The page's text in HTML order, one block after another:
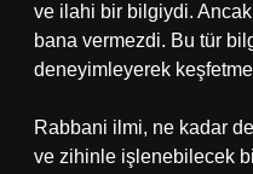
ve ilahi bir bilgiydi.
bana vermezdi. Bu tür
deneyimleyerek
Rabbani ilmi, ne kadar
ve zihinle işlenebilecek